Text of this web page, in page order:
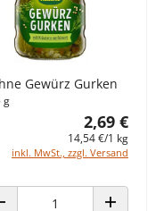
Gewürz Gurken
g
2,69 €
14,54 €/1 kg
inkl. MwSt., zzgl. Versand